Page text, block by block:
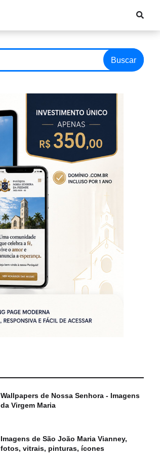
Buscar
Wallpapers de Nossa Senhora - Imagens
da Virgem Maria
Imagens de São João Maria Vianney,
fotos, vitrais, pinturas, ícones